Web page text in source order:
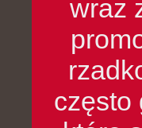
wraz
często